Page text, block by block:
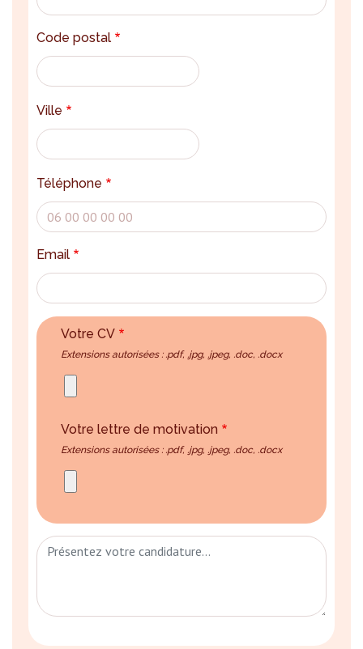
Code postal
Ville
Téléphone
Email
Votre CV
Extensions autorisées : .pdf, .jpg, .jpeg, .doc, .docx
Votre lettre de motivation
Extensions autorisées : .pdf, .jpg, .jpeg, .doc, .docx